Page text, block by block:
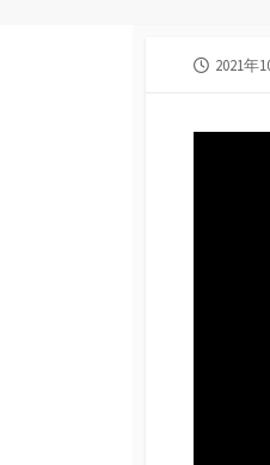
公
2021年